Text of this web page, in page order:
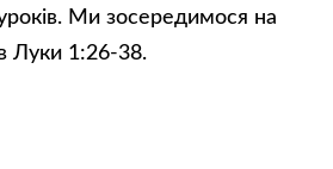
Ми зосередимося на
Луки 1:26-38.